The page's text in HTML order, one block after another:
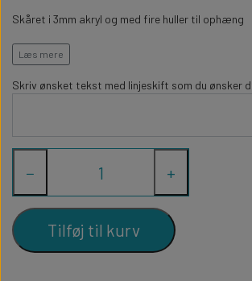
FLASKER MED LYS
FORKLÆDER MED
GAVEÆSKER I TRÆ
NYTÅRS FEST
HALLOWEEN
TEKST OG
WALLSTICKERS
STUEN
Skåret i 3mm akryl og med fire huller til ophæng
Akryl er vejrbestandigt og holder nemt til at
Læs mere
Skriv ønsket tekst med linjeskift som du ønsker
− +
Tilføj til kurv